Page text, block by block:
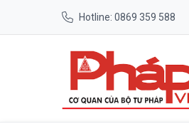
Hotline: 0869 359 588